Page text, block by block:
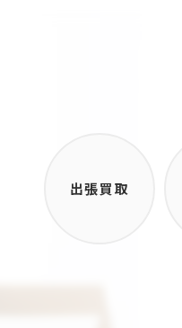
出張買取